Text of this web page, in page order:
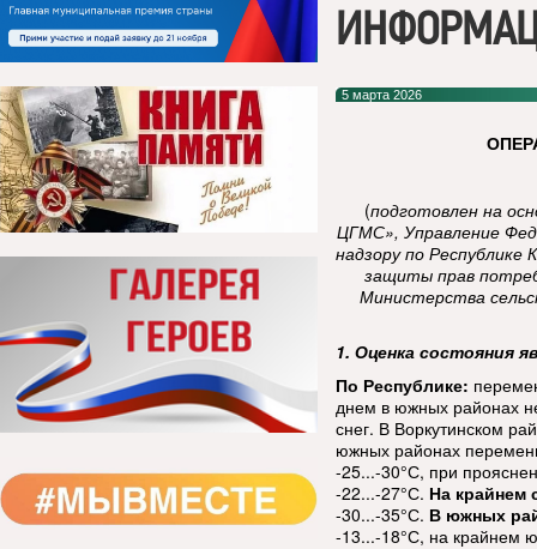
5 марта 2026
(подготовлен на
ЦГМС», Управление
надзору по Республике
защиты прав
Министерства
1. Оценка состояния
По Республике:
днем в южных районах
снег. В Воркутинском
южных районах
-25...-30°С, при
-22...-27°С. На крайнем
-30...-35°С. В южных
-13...-18°С, на крайнем